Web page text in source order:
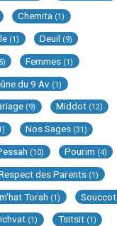
Chemita (1)
(1) Deuil (9)
Femmes (1)
du 9 Av (1)
(9) Middot (12)
Nos Sages (31)
(10) Pourim (4)
des Parents (1)
Torah (1) Souccot
(1) Tsitsit (1)